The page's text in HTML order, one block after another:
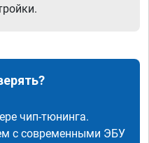
чип-тюнинга.
с современными ЭБУ